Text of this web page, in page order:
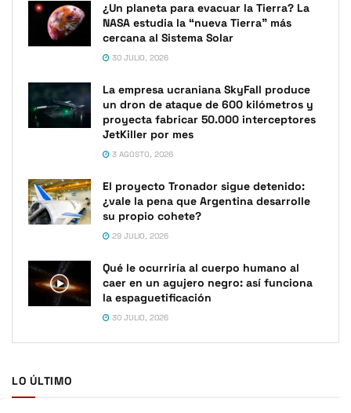
¿Un planeta para evacuar la Tierra? La
NASA estudia la “nueva Tierra” más
cercana al Sistema Solar
30 JULIO, 2026
La empresa ucraniana SkyFall produce
un dron de ataque de 600 kilómetros y
proyecta fabricar 50.000 interceptores
JetKiller por mes
3 AGOSTO, 2026
El proyecto Tronador sigue detenido:
¿vale la pena que Argentina desarrolle
su propio cohete?
29 JULIO, 2026
Qué le ocurriría al cuerpo humano al
caer en un agujero negro: así funciona
la espaguetificación
30 JULIO, 2026
LO ÚLTIMO